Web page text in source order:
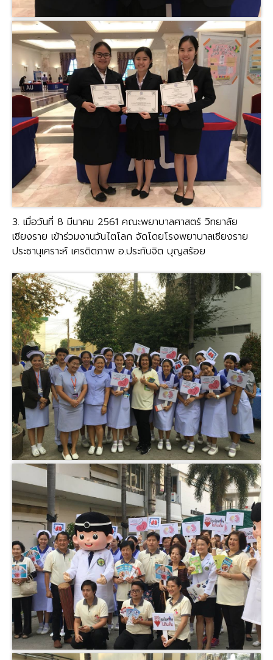
3. เมื่อวันที่ 8 มีนาคม 2561 คณะพยาบาลศาสตร์ วิทยาลัย
เชียงราย เข้าร่วมงานวันไตโลก จัดโดยโรงพยาบาลเชียงราย
ประชานุเคราะห์ เครดิตภาพ อ.ประทับจิต บุญสร้อย